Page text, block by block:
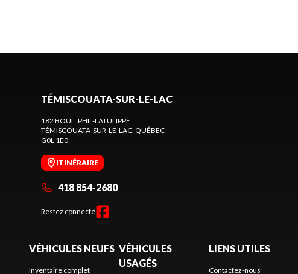
TÉMISCOUATA-SUR-LE-LAC
182 BOUL. PHIL-LATULIPPE
TÉMISCOUATA-SUR-LE-LAC, QUÉBEC
G0L 1E0
ITINÉRAIRE
418 854-2680
Restez connecté
VÉHICULES NEUFS
Inventaire complet
VÉHICULES
USAGÉS
LIENS UTILES
Contactez-nous